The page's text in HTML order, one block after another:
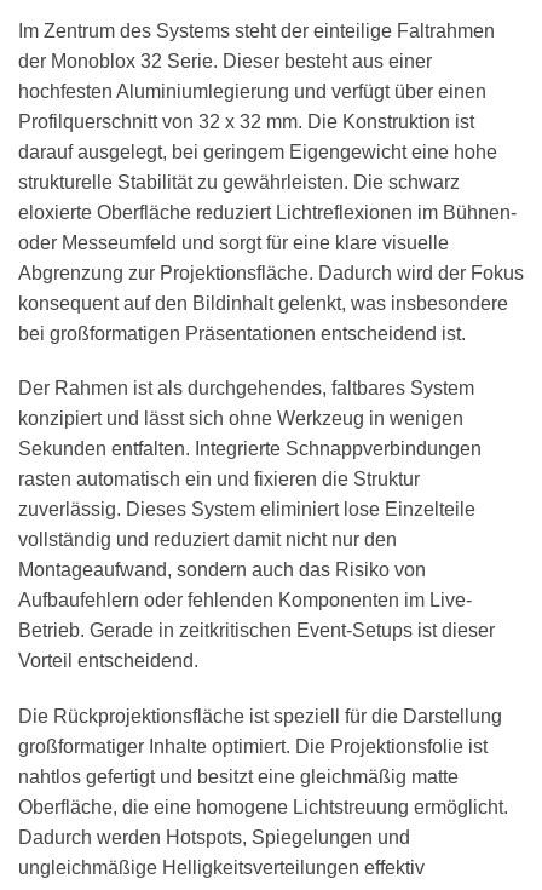
Im Zentrum des Systems steht der einteilige Faltrahmen
der Monoblox 32 Serie. Dieser besteht aus einer
hochfesten Aluminiumlegierung und verfügt über einen
Profilquerschnitt von 32 x 32 mm. Die Konstruktion ist
darauf ausgelegt, bei geringem Eigengewicht eine hohe
strukturelle Stabilität zu gewährleisten. Die schwarz
eloxierte Oberfläche reduziert Lichtreflexionen im Bühnen-
oder Messeumfeld und sorgt für eine klare visuelle
Abgrenzung zur Projektionsfläche. Dadurch wird der Fokus
konsequent auf den Bildinhalt gelenkt, was insbesondere
bei großformatigen Präsentationen entscheidend ist.
Der Rahmen ist als durchgehendes, faltbares System
konzipiert und lässt sich ohne Werkzeug in wenigen
Sekunden entfalten. Integrierte Schnappverbindungen
rasten automatisch ein und fixieren die Struktur
zuverlässig. Dieses System eliminiert lose Einzelteile
vollständig und reduziert damit nicht nur den
Montageaufwand, sondern auch das Risiko von
Aufbaufehlern oder fehlenden Komponenten im Live-
Betrieb. Gerade in zeitkritischen Event-Setups ist dieser
Vorteil entscheidend.
Die Rückprojektionsfläche ist speziell für die Darstellung
großformatiger Inhalte optimiert. Die Projektionsfolie ist
nahtlos gefertigt und besitzt eine gleichmäßig matte
Oberfläche, die eine homogene Lichtstreuung ermöglicht.
Dadurch werden Hotspots, Spiegelungen und
ungleichmäßige Helligkeitsverteilungen effektiv